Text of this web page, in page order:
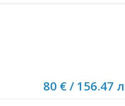
80 € / 156.47